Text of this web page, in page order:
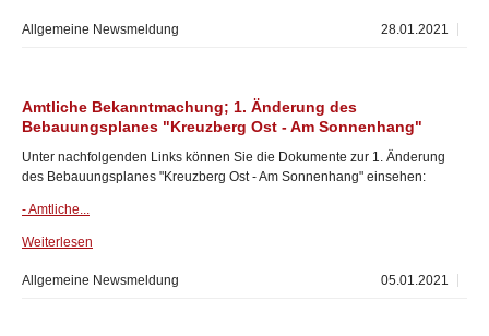
28.01.2021
Allgemeine Newsmeldung
Amtliche Bekanntmachung; 1. Änderung des
Bebauungsplanes "Kreuzberg Ost - Am Sonnenhang"
Unter nachfolgenden Links können Sie die Dokumente zur 1. Änderung
des Bebauungsplanes "Kreuzberg Ost - Am Sonnenhang" einsehen:
- Amtliche...
Weiterlesen
05.01.2021
Allgemeine Newsmeldung